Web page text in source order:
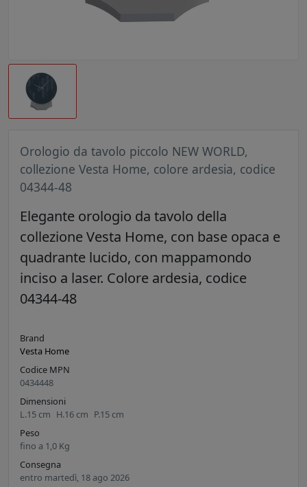
Orologio da tavolo piccolo NEW WORLD,
collezione Vesta Home, colore ardesia, codice
04344-48
Elegante orologio da tavolo della
collezione Vesta Home, con base opaca e
quadrante lucido, con mappamondo
inciso a laser. Colore ardesia, codice
04344-48
Brand
Vesta Home
Codice MPN
0434448
Dimensioni
L.15 cm H.16 cm P.15 cm
Peso
fino a 1,0 Kg
Consegna
entro martedì, 18 ago 2026